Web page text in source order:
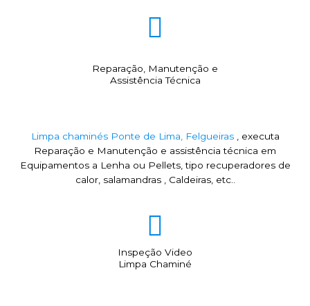
Reparação, Manutenção e
Assistência Técnica
Limpa chaminés Ponte de Lima, Felgueiras , executa
Reparação e Manutenção e assistência técnica em
Equipamentos a Lenha ou Pellets, tipo recuperadores de
calor, salamandras , Caldeiras, etc..
Inspeção Video
Limpa Chaminé